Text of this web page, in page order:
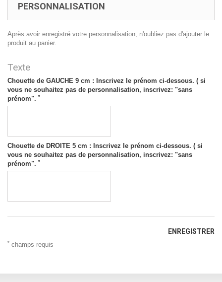
PERSONNALISATION
Après avoir enregistré votre personnalisation, n'oubliez pas d'ajouter le
produit au panier.
Texte
Chouette de GAUCHE 9 cm : Inscrivez le prénom ci-dessous. ( si
vous ne souhaitez pas de personnalisation, inscrivez: "sans
prénom". *
Chouette de DROITE 5 cm : Inscrivez le prénom ci-dessous. ( si
vous ne souhaitez pas de personnalisation, inscrivez: "sans
prénom". *
ENREGISTRER
* champs requis